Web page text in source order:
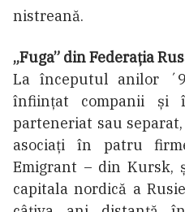
nistreană.
„Fuga” din Federația
La începutul anilor
înființat companii și
parteneriat sau
asociați în patru
Emigrant – din Kursk,
capitala nordică a